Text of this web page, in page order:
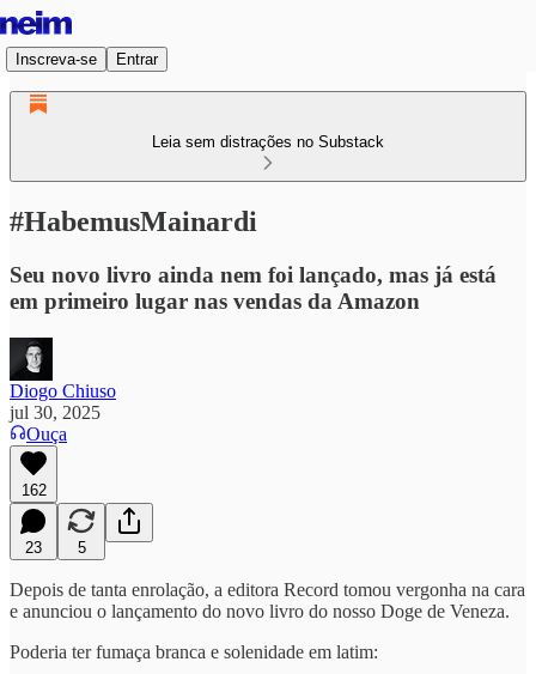
Inscreva-se Entrar
Leia sem distrações no Substack
#HabemusMainardi
Seu novo livro ainda nem foi lançado, mas já está
em primeiro lugar nas vendas da Amazon
Diogo Chiuso
jul 30, 2025
Ouça
162
23 5
Depois de tanta enrolação, a editora Record tomou vergonha na cara
e anunciou o lançamento do novo livro do nosso Doge de Veneza.
Poderia ter fumaça branca e solenidade em latim: